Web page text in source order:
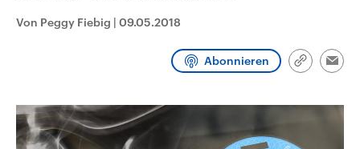
und Hintergründe zu den Parteien
und Kandidaten der anstehenden
Sendungen Programm
Von Peggy Fiebig | 09.05.2018
Abonnieren
Link